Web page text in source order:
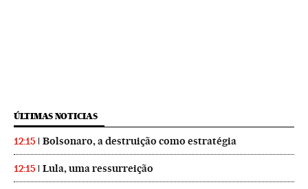
ÚLTIMAS NOTICIAS
12:15 Bolsonaro, a destruição como estratégia
12:15 Lula, uma ressurreição